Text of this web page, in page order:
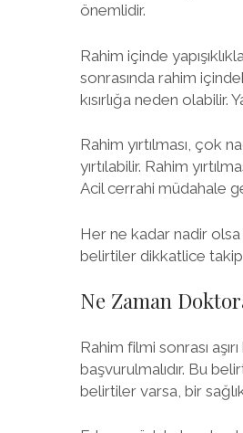
önemlidir.
Rahim içinde
sonrasında rahim
kısırlığa neden
Rahim yırtılması, çok
yırtılabilir. Rahim
Acil cerrahi müdahale
Her ne kadar nadir
belirtiler dikkatlice takip
Ne Zaman
Rahim filmi sonrası
başvurulmalıdır. Bu
belirtiler varsa, bir